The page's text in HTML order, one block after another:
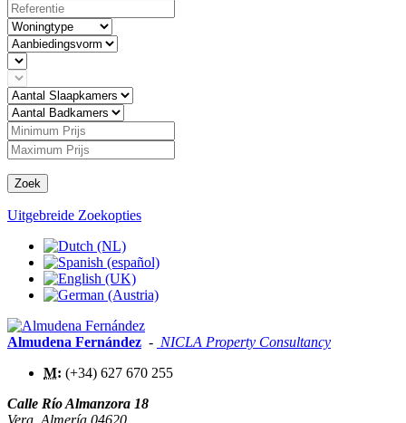
Zoek
Uitgebreide Zoekopties
Almudena Fernández - NICLA Property Consultancy
M: (+34) 627 670 255
Calle Río Almanzora 18
Vera Almería 04620